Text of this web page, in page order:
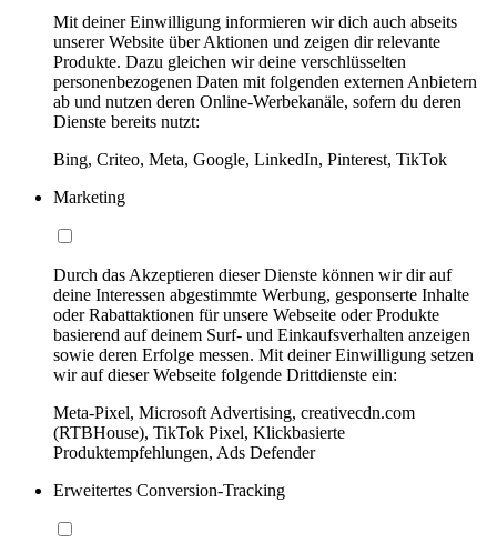
Mit deiner Einwilligung informieren wir dich auch abseits
unserer Website über Aktionen und zeigen dir relevante
Produkte. Dazu gleichen wir deine verschlüsselten
personenbezogenen Daten mit folgenden externen Anbietern
ab und nutzen deren Online-Werbekanäle, sofern du deren
Dienste bereits nutzt:
Bing, Criteo, Meta, Google, LinkedIn, Pinterest, TikTok
Marketing
Durch das Akzeptieren dieser Dienste können wir dir auf
deine Interessen abgestimmte Werbung, gesponserte Inhalte
oder Rabattaktionen für unsere Webseite oder Produkte
basierend auf deinem Surf- und Einkaufsverhalten anzeigen
sowie deren Erfolge messen. Mit deiner Einwilligung setzen
wir auf dieser Webseite folgende Drittdienste ein:
Meta-Pixel, Microsoft Advertising, creativecdn.com
(RTBHouse), TikTok Pixel, Klickbasierte
Produktempfehlungen, Ads Defender
Erweitertes Conversion-Tracking